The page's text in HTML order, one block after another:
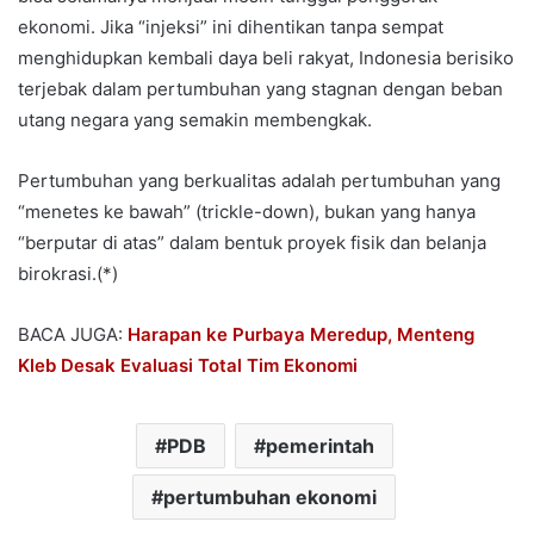
ekonomi. Jika “injeksi” ini dihentikan tanpa sempat
menghidupkan kembali daya beli rakyat, Indonesia berisiko
terjebak dalam pertumbuhan yang stagnan dengan beban
utang negara yang semakin membengkak.
Pertumbuhan yang berkualitas adalah pertumbuhan yang
“menetes ke bawah” (trickle-down), bukan yang hanya
“berputar di atas” dalam bentuk proyek fisik dan belanja
birokrasi.(*)
BACA JUGA: Harapan ke Purbaya Meredup, Menteng
Kleb Desak Evaluasi Total Tim Ekonomi
PDB pemerintah
pertumbuhan ekonomi